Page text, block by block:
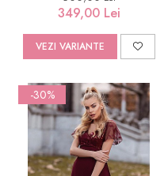
349,00 Lei
VEZI VARIANTE
-30%